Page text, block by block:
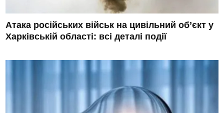
Атака російських військ на цивільний об’єкт у
Харківській області: всі деталі події